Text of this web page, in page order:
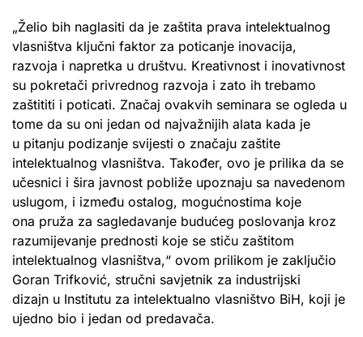
„Želio bih naglasiti da je zaštita prava intelektualnog
vlasništva ključni faktor za poticanje inovacija,
razvoja i napretka u društvu. Kreativnost i inovativnost
su pokretači privrednog razvoja i zato ih trebamo
zaštititi i poticati. Značaj ovakvih seminara se ogleda u
tome da su oni jedan od najvažnijih alata kada je
u pitanju podizanje svijesti o značaju zaštite
intelektualnog vlasništva. Također, ovo je prilika da se
učesnici i šira javnost pobliže upoznaju sa navedenom
uslugom, i između ostalog, mogućnostima koje
ona pruža za sagledavanje budućeg poslovanja kroz
razumijevanje prednosti koje se stiču zaštitom
intelektualnog vlasništva,“ ovom prilikom je zaključio
Goran Trifković, stručni savjetnik za industrijski
dizajn u Institutu za intelektualno vlasništvo BiH, koji je
ujedno bio i jedan od predavača.